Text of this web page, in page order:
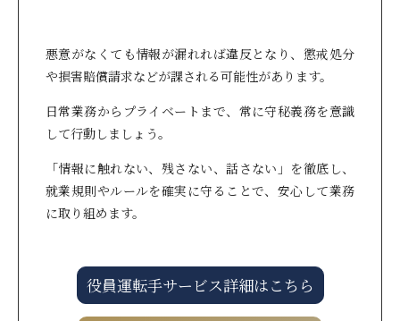
悪意がなくても情報が漏れれば違反となり、懲戒処分
や損害賠償請求などが課される可能性があります。
日常業務からプライベートまで、常に守秘義務を意識
して行動しましょう。
「情報に触れない、残さない、話さない」を徹底し、
就業規則やルールを確実に守ることで、安心して業務
に取り組めます。
役員運転手サービス詳細はこちら